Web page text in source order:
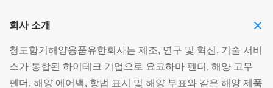
회사 소개
청도항거해양용품유한회사는 제조, 연구 및 혁신, 기술 서비
스가 통합된 하이테크 기업으로 요코하마 펜더, 해양 고무
펜더, 해양 에어백, 항법 표시 및 해양 부표와 같은 해양 제품